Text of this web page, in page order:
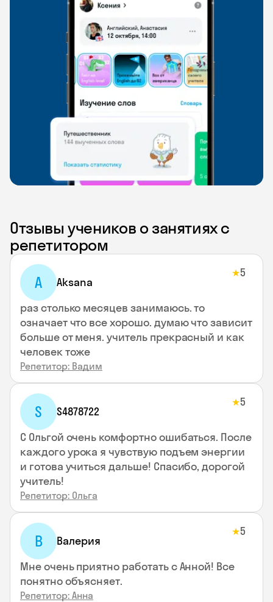
Отзывы учеников о занятиях с
репетитором
A Aksana
★5
раз столько месяцев занимаюсь. то
означает что все хорошо. думаю что зависит
больше от меня. учитель прекрасный и как
человек тоже
Репетитор: Вадим
S S4878722
★5
С Ольгой очень комфортно ошибаться. После
каждого урока я чувствую подъем энергии
и готова учиться дальше! Спасибо, дорогой
учитель!
Репетитор: Ольга
В Валерия
★5
Мне очень приятно работать с Анной! Все
понятно объясняет.
Репетитор: Анна